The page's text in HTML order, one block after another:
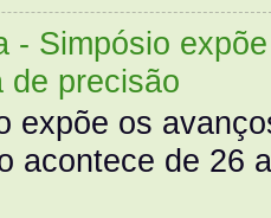
- Simpósio
de precisão
expõe os
acontece de 26